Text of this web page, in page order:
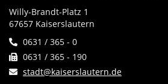
Willy-Brandt-Platz 1
67657 Kaiserslautern
0631 / 365 - 0
0631 / 365 - 190
stadt@kaiserslautern.de